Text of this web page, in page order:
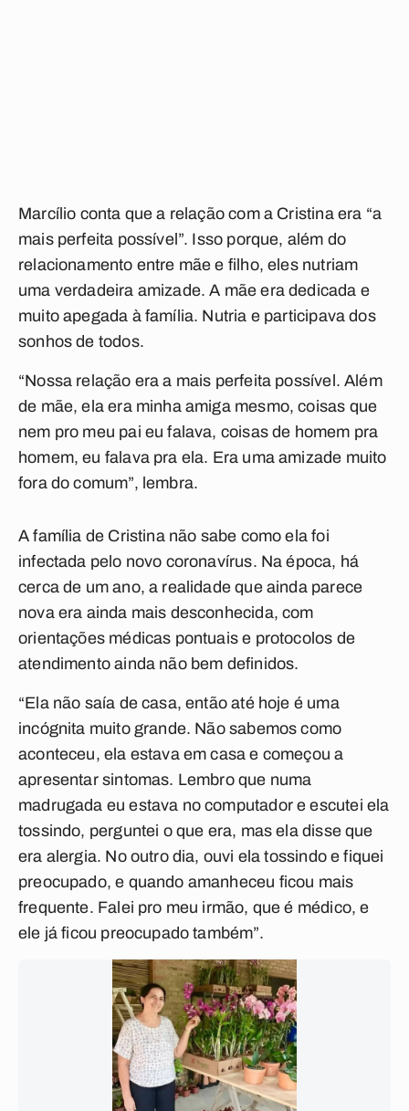
Marcílio conta que a relação com a Cristina era “a
mais perfeita possível”. Isso porque, além do
relacionamento entre mãe e filho, eles nutriam
uma verdadeira amizade. A mãe era dedicada e
muito apegada à família. Nutria e participava dos
sonhos de todos.
“Nossa relação era a mais perfeita possível. Além
de mãe, ela era minha amiga mesmo, coisas que
nem pro meu pai eu falava, coisas de homem pra
homem, eu falava pra ela. Era uma amizade muito
fora do comum”, lembra.
A família de Cristina não sabe como ela foi
infectada pelo novo coronavírus. Na época, há
cerca de um ano, a realidade que ainda parece
nova era ainda mais desconhecida, com
orientações médicas pontuais e protocolos de
atendimento ainda não bem definidos.
“Ela não saía de casa, então até hoje é uma
incógnita muito grande. Não sabemos como
aconteceu, ela estava em casa e começou a
apresentar sintomas. Lembro que numa
madrugada eu estava no computador e escutei ela
tossindo, perguntei o que era, mas ela disse que
era alergia. No outro dia, ouvi ela tossindo e fiquei
preocupado, e quando amanheceu ficou mais
frequente. Falei pro meu irmão, que é médico, e
ele já ficou preocupado também”.